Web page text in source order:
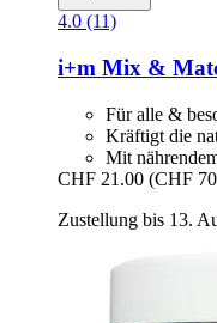
4.0 (11)
i+m Mix &
Für alle &
Kräftigt die
Mit
CHF 21.00 (CHF
Zustellung bis 13.